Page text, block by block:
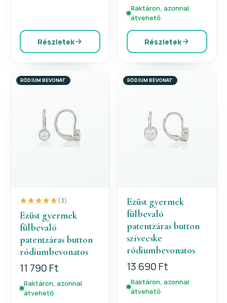
Részletek
Raktáron, azonnal
átvehető
Részletek
RÓDIUM BEVONAT
(3)
Ezüst gyermek
fülbevaló
patentzáras button
ródiumbevonatos
11 790 Ft
Raktáron, azonnal
átvehető
RÓDIUM BEVONAT
Ezüst gyermek
fülbevaló
patentzáras button
szívecske
ródiumbevonatos
13 690 Ft
Raktáron, azonnal
átvehető